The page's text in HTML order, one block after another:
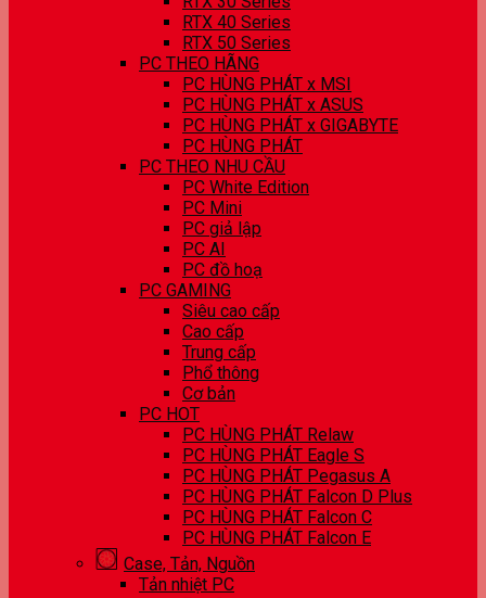
RTX 40 Series
RTX 50 Series
PC THEO HÃNG
PC HÙNG PHÁT x MSI
PC HÙNG PHÁT x ASUS
PC HÙNG PHÁT x GIGABYTE
PC HÙNG PHÁT
PC THEO NHU CẦU
PC White Edition
PC Mini
PC giả lập
PC AI
PC đồ hoạ
PC GAMING
Siêu cao cấp
Cao cấp
Trung cấp
Phổ thông
Cơ bản
PC HOT
PC HÙNG PHÁT Relaw
PC HÙNG PHÁT Eagle S
PC HÙNG PHÁT Pegasus A
PC HÙNG PHÁT Falcon D Plus
PC HÙNG PHÁT Falcon C
PC HÙNG PHÁT Falcon E
Case, Tản, Nguồn
Tản nhiệt PC